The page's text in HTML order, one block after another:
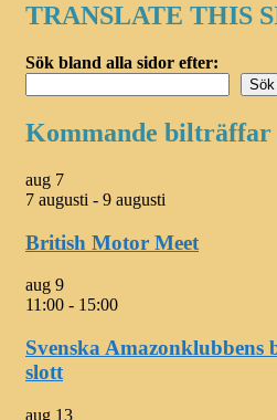
TRANSLATE THIS
Sök bland alla sidor efter:
Sök
Kommande bilträffar
aug 7
7 augusti - 9 augusti
British Motor Meet
aug 9
11:00 - 15:00
Svenska
slott
aug 13